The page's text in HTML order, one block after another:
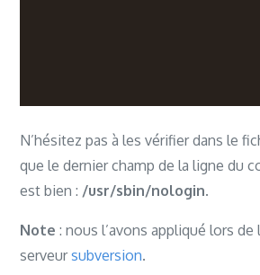
N’hésitez pas à les vérifier dans le
que le dernier champ de la ligne du
est bien : /usr/sbin/nologin.
Note : nous l’avons appliqué lors de
serveursubversion.